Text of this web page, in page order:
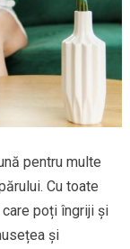
pentru multe
Cu toate
poți îngriji și
și